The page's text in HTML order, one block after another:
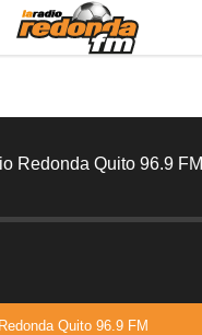
Redonda Quito 96.9 FM
Quito 96.9 FM